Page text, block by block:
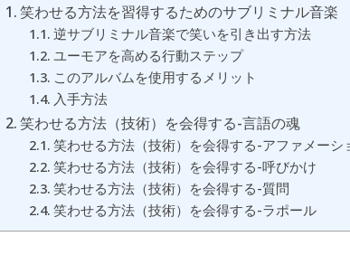
笑わせる方法を習得するためのサブリミナル音楽
逆サブリミナル音楽で笑いを引き出す方法
ユーモアを高める行動ステップ
このアルバムを使用するメリット
入手方法
笑わせる方法（技術）を会得する-言語の魂
笑わせる方法（技術）を会得する-アファメーシ
笑わせる方法（技術）を会得する-呼びかけ
笑わせる方法（技術）を会得する-質問
笑わせる方法（技術）を会得する-ラポール